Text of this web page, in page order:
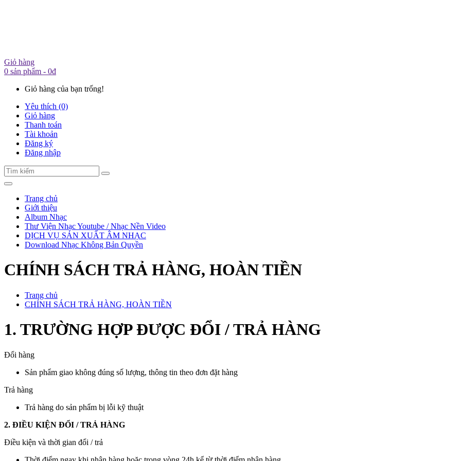
Giỏ hàng
0 sản phẩm - 0đ
Giỏ hàng của bạn trống!
Yêu thích (0)
Giỏ hàng
Thanh toán
Tài khoản
Đăng ký
Đăng nhập
Trang chủ
Giới thiệu
Album Nhạc
Thư Viện Nhạc Youtube / Nhạc Nền Video
DỊCH VỤ SẢN XUẤT ÂM NHẠC
Download Nhạc Không Bản Quyền
CHÍNH SÁCH TRẢ HÀNG, HOÀN TIỀN
Trang chủ
CHÍNH SÁCH TRẢ HÀNG, HOÀN TIỀN
1. TRƯỜNG HỢP ĐƯỢC ĐỔI / TRẢ HÀNG
Đổi hàng
Sản phẩm giao không đúng số lượng, thông tin theo đơn đặt hàng
Trả hàng
Trả hàng do sản phẩm bị lỗi kỹ thuật
2. ĐIỀU KIỆN ĐỔI / TRẢ HÀNG
Điều kiện và thời gian đổi / trả